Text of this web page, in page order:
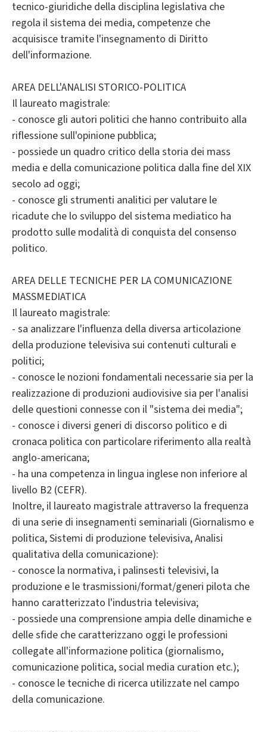
tecnico-giuridiche della disciplina legislativa che
regola il sistema dei media, competenze che
acquisisce tramite l'insegnamento di Diritto
dell'informazione.
AREA DELL'ANALISI STORICO-POLITICA
Il laureato magistrale:
- conosce gli autori politici che hanno contribuito alla
riflessione sull'opinione pubblica;
- possiede un quadro critico della storia dei mass
media e della comunicazione politica dalla fine del XIX
secolo ad oggi;
- conosce gli strumenti analitici per valutare le
ricadute che lo sviluppo del sistema mediatico ha
prodotto sulle modalità di conquista del consenso
politico.
AREA DELLE TECNICHE PER LA COMUNICAZIONE
MASSMEDIATICA
Il laureato magistrale:
- sa analizzare l'influenza della diversa articolazione
della produzione televisiva sui contenuti culturali e
politici;
- conosce le nozioni fondamentali necessarie sia per la
realizzazione di produzioni audiovisive sia per l'analisi
delle questioni connesse con il "sistema dei media";
- conosce i diversi generi di discorso politico e di
cronaca politica con particolare riferimento alla realtà
anglo-americana;
- ha una competenza in lingua inglese non inferiore al
livello B2 (CEFR).
Inoltre, il laureato magistrale attraverso la frequenza
di una serie di insegnamenti seminariali (Giornalismo e
politica, Sistemi di produzione televisiva, Analisi
qualitativa della comunicazione):
- conosce la normativa, i palinsesti televisivi, la
produzione e le trasmissioni/format/generi pilota che
hanno caratterizzato l'industria televisiva;
- possiede una comprensione ampia delle dinamiche e
delle sfide che caratterizzano oggi le professioni
collegate all'informazione politica (giornalismo,
comunicazione politica, social media curation etc.);
- conosce le tecniche di ricerca utilizzate nel campo
della comunicazione.